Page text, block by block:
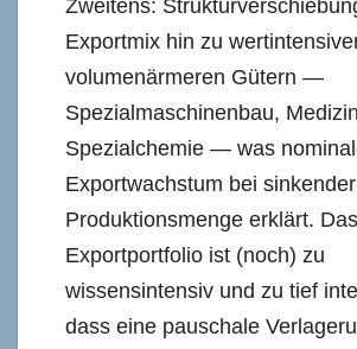
Zweitens:
Exportmix hin zu
volumenärmeren Gütern —
Spezialmaschinenbau,
Spezialchemie — was
Exportwachstum bei sinkender
Produktionsmenge erklärt.
Exportportfolio ist (noch) zu
wissensintensiv und zu tief
dass eine pauschale